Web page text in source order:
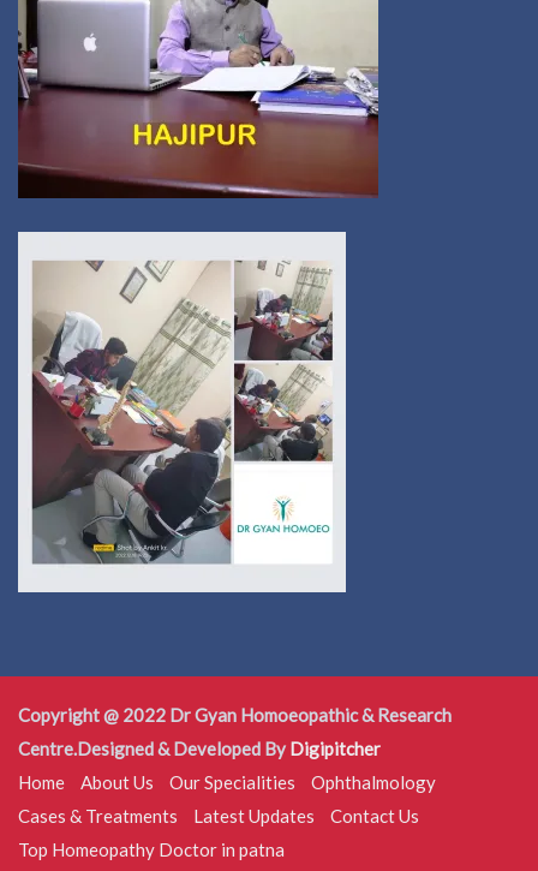
Copyright @ 2022 Dr Gyan Homoeopathic & Research
Centre.Designed & Developed By Digipitcher
Home
About Us Our Specialities
Ophthalmology
Cases & Treatments
Latest Updates
Contact Us
Top Homeopathy Doctor in patna